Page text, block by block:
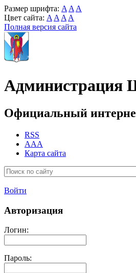
Размер шрифта: A A A
Цвет сайта: A A A A
Полная версия сайта
Администрация
Официальный
RSS
AAA
Карта сайта
Войти
Авторизация
Логин:
Пароль: